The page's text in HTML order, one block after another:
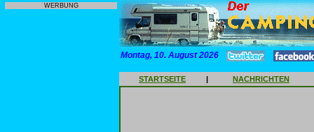
WERBUNG
Montag, 10. August 2026
STARTSEITE | NACHRICHTEN